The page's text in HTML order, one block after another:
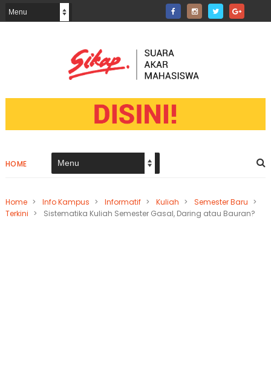
HOME
Home > Info Kampus > Informatif > Kuliah > Semester Baru >
Terkini > Sistematika Kuliah Semester Gasal, Daring atau Bauran?